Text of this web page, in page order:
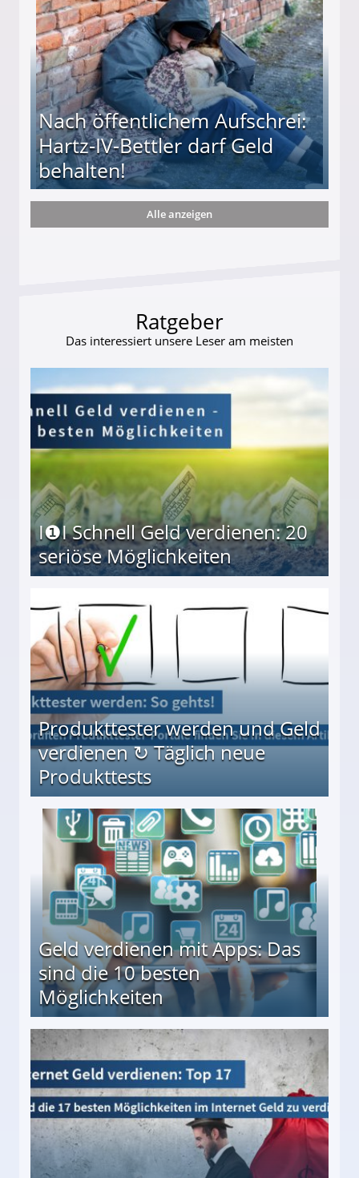
Nach öffentlichem Aufschrei:
Hartz-IV-Bettler darf Geld
behalten!
darf Geld behalten!
Alle anzeigen
Ratgeber
Das interessiert unsere Leser am meisten
I❶I Schnell Geld verdienen: 20
seriöse Möglichkeiten
Produkttester werden und Geld
verdienen ↻ Täglich neue
Produkttests
↻ Täglich neue Produkttests
Geld verdienen mit Apps: Das
sind die 10 besten
Möglichkeiten
besten Möglichkeiten